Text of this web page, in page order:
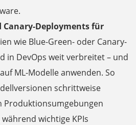
Canary-Deployments für
wie Blue-Green- oder Canary-
in DevOps weit verbreitet – und
ML-Modelle anwenden. So
schrittweise
Produktionsumgebungen
wichtige KPIs